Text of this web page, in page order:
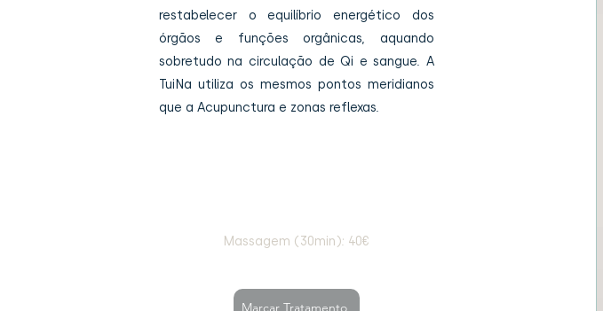
restabelecer o equilíbrio energético dos
órgãos e funções orgânicas, aquando
sobretudo na circulação de Qi e sangue. A
TuiNa utiliza os mesmos pontos meridianos
que a Acupunctura e zonas reflexas.
Massagem (30min): 40€
Marcar Tratamento